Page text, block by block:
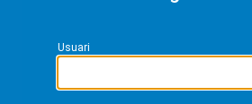
Usuari